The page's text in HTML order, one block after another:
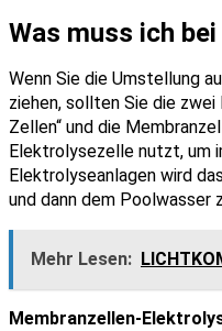
Was muss ich
Wenn Sie die Umstellung
ziehen, sollten Sie die
Zellen“ und die
Elektrolysezelle nutzt, um
Elektrolyseanlagen wird
und dann dem Poolwasser
Mehr Lesen:
Membranzellen-